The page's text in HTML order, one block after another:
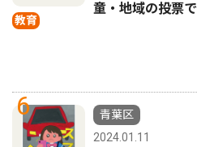
教育
童・地域の投票で
6
青葉区
2024.01.11